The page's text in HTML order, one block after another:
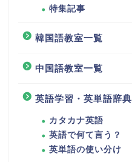
特集記事
韓国語教室一覧
中国語教室一覧
英語学習・英単語辞典
カタカナ英語
英語で何て言う？
英単語の使い分け